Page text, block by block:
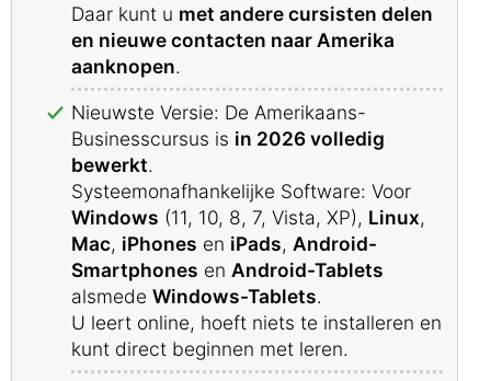
Daar kunt u met andere cursisten delen
en nieuwe contacten naar Amerika
aanknopen.
Nieuwste Versie: De Amerikaans-
Businesscursus is in 2026 volledig
bewerkt.
Systeemonafhankelijke Software: Voor
Windows (11, 10, 8, 7, Vista, XP), Linux,
Mac, iPhones en iPads, Android-
Smartphones en Android-Tablets
alsmede Windows-Tablets.
U leert online, hoeft niets te installeren en
kunt direct beginnen met leren.